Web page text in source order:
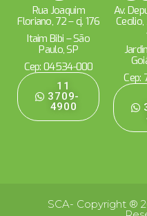
Rua Joaquim
Floriano, 72 – cj. 176
Itaim Bibi – São
Paulo, SP
Cep: 04534-000
11
3709-
4900
Av.
Cep:
SCA- Copyright ®